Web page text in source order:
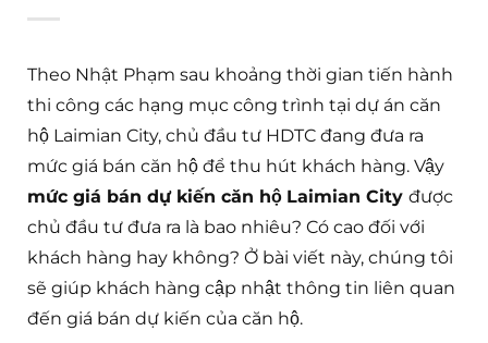
Theo Nhật Phạm sau khoảng thời gian tiến hành
thi công các hạng mục công trình tại dự án căn
hộ Laimian City, chủ đầu tư HDTC đang đưa ra
mức giá bán căn hộ để thu hút khách hàng. Vậy
mức giá bán dự kiến căn hộ Laimian City được
chủ đầu tư đưa ra là bao nhiêu? Có cao đối với
khách hàng hay không? Ở bài viết này, chúng tôi
sẽ giúp khách hàng cập nhật thông tin liên quan
đến giá bán dự kiến của căn hộ.